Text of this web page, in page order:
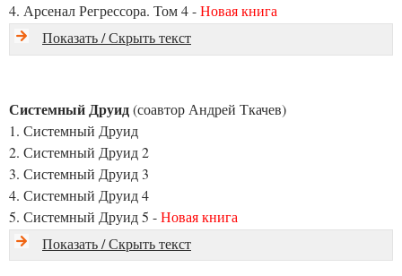
4. Арсенал Регрессора. Том 4 -Новая книга
Показать / Скрыть текст
Системный Друид(соавтор Андрей Ткачев)
1. Системный Друид
2. Системный Друид 2
3. Системный Друид 3
4. Системный Друид 4
5. Системный Друид 5 -Новая книга
Показать / Скрыть текст